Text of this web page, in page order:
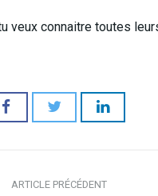
veux connaitre toutes
ARTICLE PRÉCÉDENT